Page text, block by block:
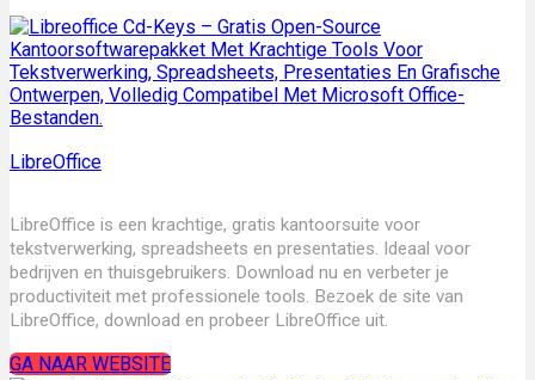
LibreOffice
LibreOffice is een krachtige, gratis kantoorsuite voor
tekstverwerking, spreadsheets en presentaties. Ideaal voor
bedrijven en thuisgebruikers. Download nu en verbeter je
productiviteit met professionele tools. Bezoek de site van
LibreOffice, download en probeer LibreOffice uit.
GA NAAR WEBSITE